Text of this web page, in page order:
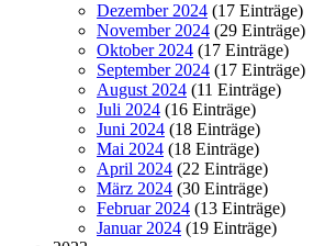
Dezember 2024 (17 Einträge)
November 2024 (29 Einträge)
Oktober 2024 (17 Einträge)
September 2024 (17 Einträge)
August 2024 (11 Einträge)
Juli 2024 (16 Einträge)
Juni 2024 (18 Einträge)
Mai 2024 (18 Einträge)
April 2024 (22 Einträge)
März 2024 (30 Einträge)
Februar 2024 (13 Einträge)
Januar 2024 (19 Einträge)